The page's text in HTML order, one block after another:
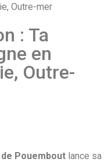
Outre-mer
: Ta
en
Outre-
Pouembout lance sa